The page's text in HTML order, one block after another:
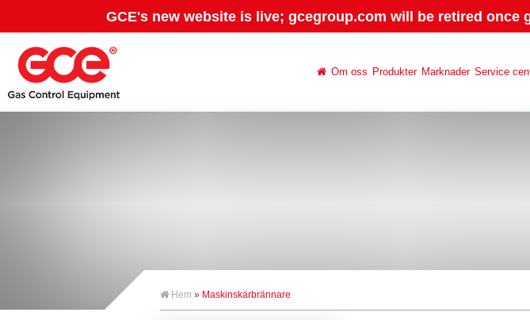
GCE's new website is live; gcegroup.com will be retired
Om oss Produkter Marknader Service
Hem » Maskinskärbrännare